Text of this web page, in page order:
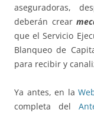
aseguradoras,
deberán crear
que el Servicio
Blanqueo de
para recibir y
Ya antes, en la
completa del